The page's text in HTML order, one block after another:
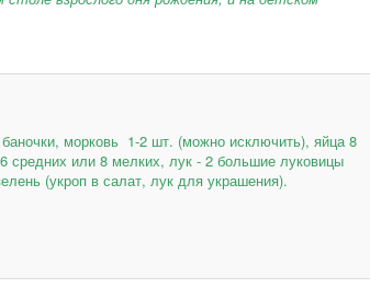
морковь 1-2 шт. (можно исключить), яйца 8
средних или 8 мелких, лук - 2 большие луковицы
(укроп в салат, лук для украшения).